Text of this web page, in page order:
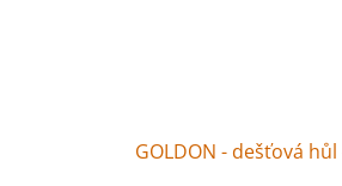
GOLDON - dešťová hůl